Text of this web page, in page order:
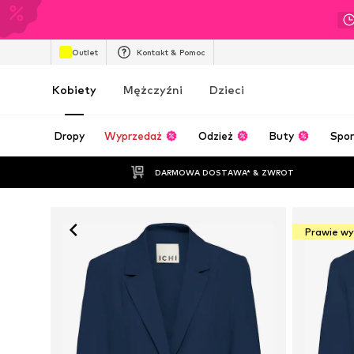
Outlet Kontakt & Pomoc
Kobiety Mężczyźni Dzieci
Dropy Wyprzedaż Odzież Buty
DARMOWA DOSTAWA* & ZWROT
Prawie